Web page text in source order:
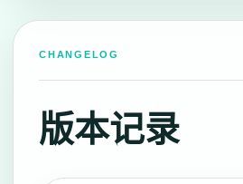
CHANGELOG
版本记录